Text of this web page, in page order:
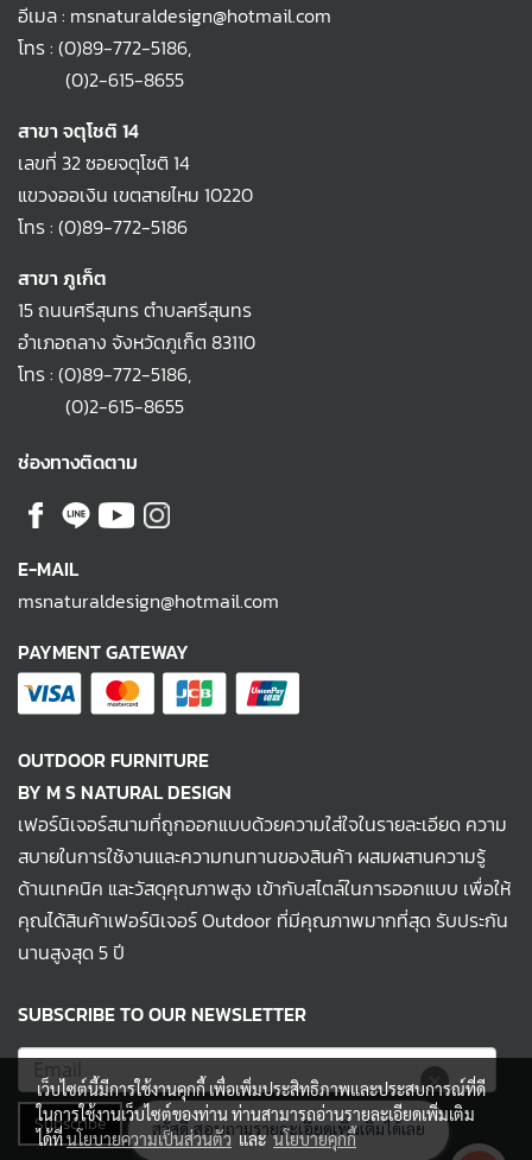
อีเมล : msnaturaldesign@hotmail.com
โทร : (0)89-772-5186,
(0)2-615-8655
สาขา จตุโชติ 14
เลขที่ 32 ซอยจตุโชติ 14
แขวงออเงิน เขตสายไหม 10220
โทร : (0)89-772-5186
สาขา ภูเก็ต
15 ถนนศรีสุนทร ตำบลศรีสุนทร
อำเภอถลาง จังหวัดภูเก็ต 83110
โทร : (0)89-772-5186,
(0)2-615-8655
ช่องทางติดตาม
E-MAIL
msnaturaldesign@hotmail.com
PAYMENT GATEWAY
OUTDOOR FURNITURE
BY M S NATURAL DESIGN
เฟอร์นิเจอร์สนามที่ถูกออกแบบด้วยความใส่ใจในรายละเอียด ความ
สบายในการใช้งานและความทนทานของสินค้า ผสมผสานความรู้
ด้านเทคนิค และวัสดุคุณภาพสูง เข้ากับสไตล์ในการออกแบบ เพื่อให้
คุณได้สินค้าเฟอร์นิเจอร์ Outdoor ที่มีคุณภาพมากที่สุด รับประกัน
นานสูงสุด 5 ปี
SUBSCRIBE TO OUR NEWSLETTER
Subscribe
เว็บไซต์นี้มีการใช้งานคุกกี้ เพื่อเพิ่มประสิทธิภาพและประสบการณ์ที่ดี
ในการใช้งานเว็บไซต์ของท่าน ท่านสามารถอ่านรายละเอียดเพิ่มเติม
ได้ที่นโยบายความเป็นส่วนตัวและนโยบายคุกกี้